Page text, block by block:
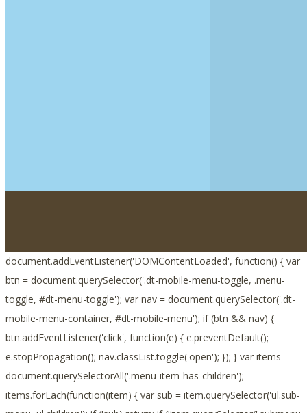
document.addEventListener('DOMContentLoaded', function() { var
btn = document.querySelector('.dt-mobile-menu-toggle, .menu-
toggle, #dt-menu-toggle'); var nav = document.querySelector('.dt-
mobile-menu-container, #dt-mobile-menu'); if (btn && nav) {
btn.addEventListener('click', function(e) { e.preventDefault();
e.stopPropagation(); nav.classList.toggle('open'); }); } var items =
document.querySelectorAll('.menu-item-has-children');
items.forEach(function(item) { var sub = item.querySelector('ul.sub-